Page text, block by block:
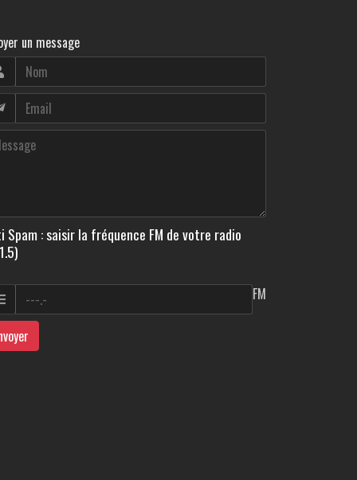
un message
Spam : saisir la fréquence FM de votre radio
FM